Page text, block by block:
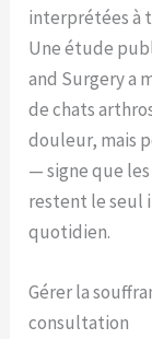
interprétées à
Une étude
and Surgery a
de chats
douleur, mais
— signe que
restent le seul
quotidien.
Gérer la
consultation